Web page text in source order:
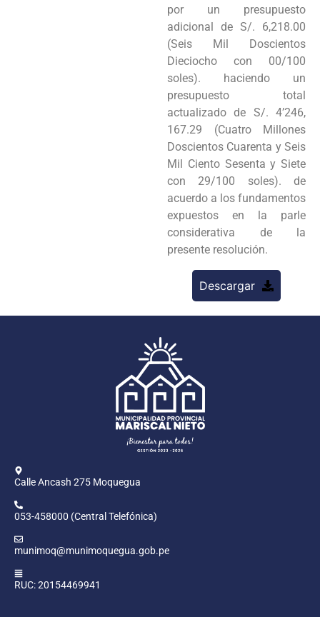
por un presupuesto
adicional de S/. 6,218.00
(Seis Mil Doscientos
Dieciocho con 00/100
soles). haciendo un
presupuesto total
actualizado de S/. 4’246,
167.29 (Cuatro Millones
Doscientos Cuarenta y Seis
Mil Ciento Sesenta y Siete
con 29/100 soles). de
acuerdo a los fundamentos
expuestos en la parle
considerativa de la
presente resolución.
Descargar
Calle Ancash 275 Moquegua
053-458000 (Central Telefónica)
munimoq@munimoquegua.gob.pe
RUC: 20154469941